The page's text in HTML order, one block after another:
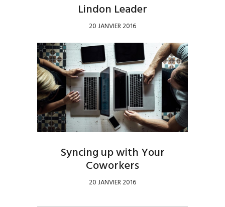
Lindon Leader
20 JANVIER 2016
Syncing up with Your
Coworkers
20 JANVIER 2016